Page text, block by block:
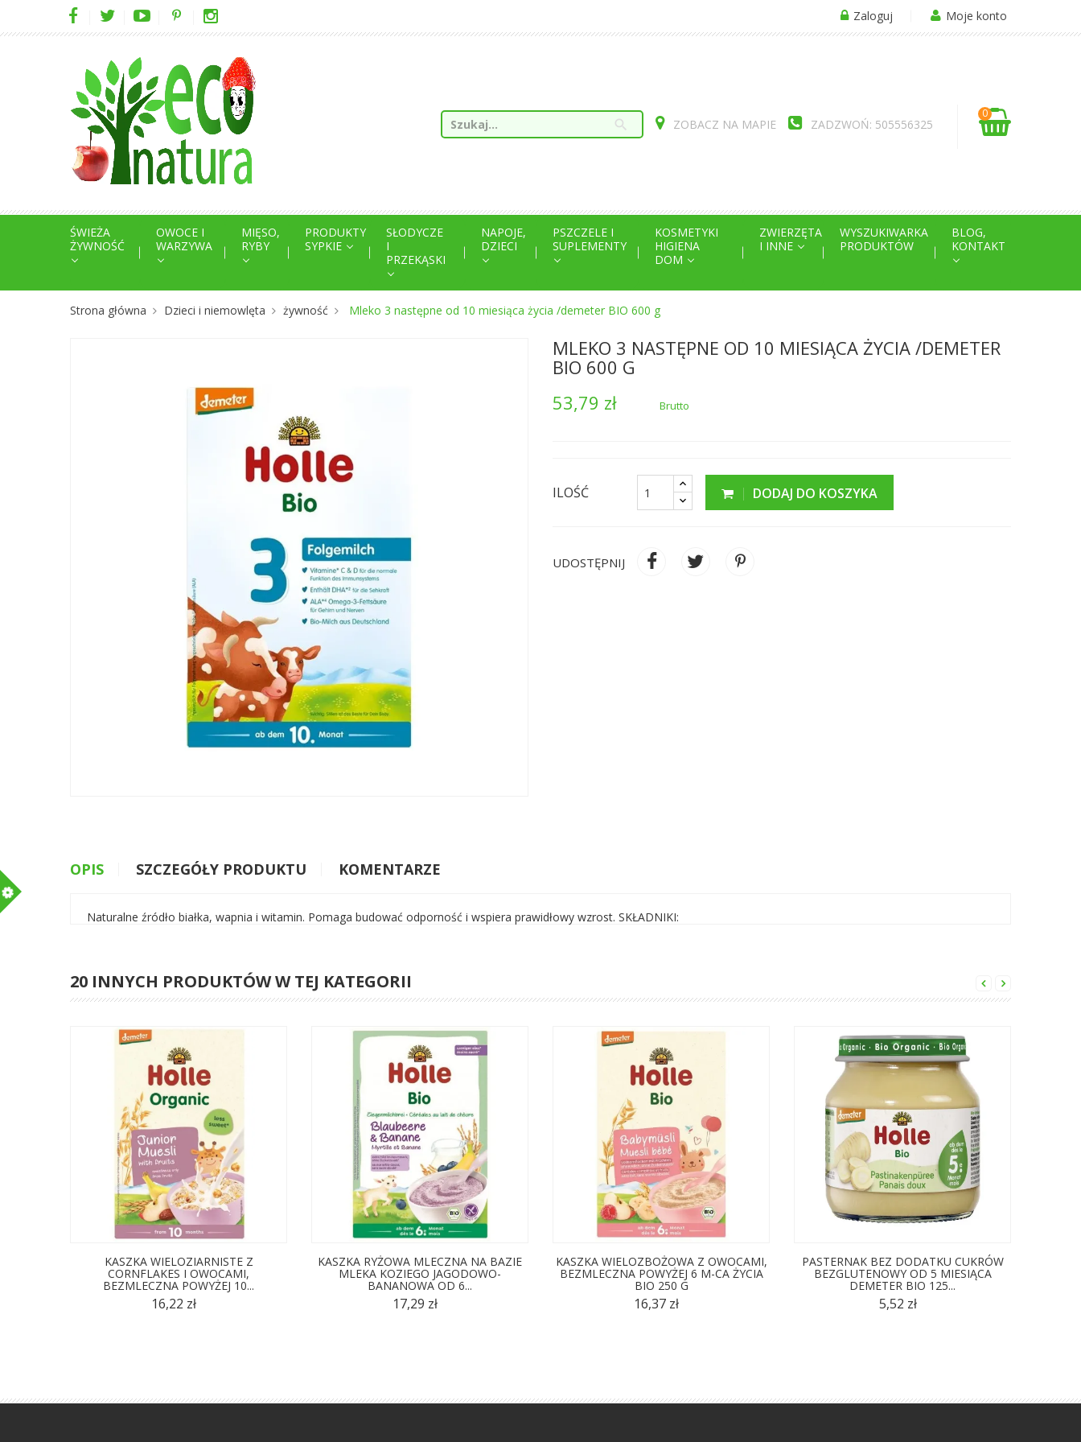
Zaloguj Moje konto
search ZOBACZ NA MAPIE ZADZWOŃ: 505556325
0
ŚWIEŻA
ŻYWNOŚĆ
OWOCE I
WARZYWA
MIĘSO,
RYBY
PRODUKTY
SYPKIE
SŁODYCZE
I
PRZEKĄSKI
NAPOJE,
DZIECI
PSZCZELE I
SUPLEMENTY
KOSMETYKI
HIGIENA
DOM
ZWIERZĘTA
I INNE
WYSZUKIWARKA
PRODUKTÓW
BLOG,
KONTAKT
Strona główna Dzieci i niemowlęta żywność Mleko 3 następne od 10 miesiąca życia /demeter BIO 600 g
MLEKO 3 NASTĘPNE OD 10 MIESIĄCA ŻYCIA /DEMETER
BIO 600 G
53,79 zł
Brutto
ILOŚĆ DODAJ DO KOSZYKA
UDOSTĘPNIJ
OPIS SZCZEGÓŁY PRODUKTU KOMENTARZE
Naturalne źródło białka, wapnia i witamin. Pomaga budować odporność i wspiera prawidłowy wzrost. SKŁADNIKI:
20 INNYCH PRODUKTÓW W TEJ KATEGORII
KASZKA WIELOZIARNISTE Z
CORNFLAKES I OWOCAMI,
BEZMLECZNA POWYŻEJ 10...
16,22 zł
KASZKA RYŻOWA MLECZNA NA BAZIE
MLEKA KOZIEGO JAGODOWO-
BANANOWA OD 6...
17,29 zł
KASZKA WIELOZBOŻOWA Z OWOCAMI,
BEZMLECZNA POWYŻEJ 6 M-CA ŻYCIA
BIO 250 G
16,37 zł
PASTERNAK BEZ DODATKU CUKRÓW
BEZGLUTENOWY OD 5 MIESIĄCA
DEMETER BIO 125...
5,52 zł